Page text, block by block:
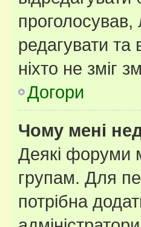
редагувати
ніхто не зміг
Догори
Чому мені
Деякі форуми
групам. Для
потрібна